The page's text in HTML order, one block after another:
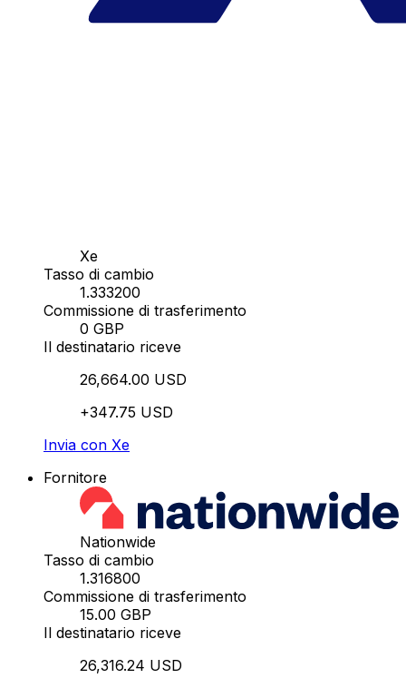
Xe
Tasso di cambio
1.333200
Commissione di trasferimento
0 GBP
Il destinatario riceve
26,664.00 USD
+347.75 USD
Invia con Xe
Fornitore
Nationwide
Tasso di cambio
1.316800
Commissione di trasferimento
15.00 GBP
Il destinatario riceve
26,316.24 USD